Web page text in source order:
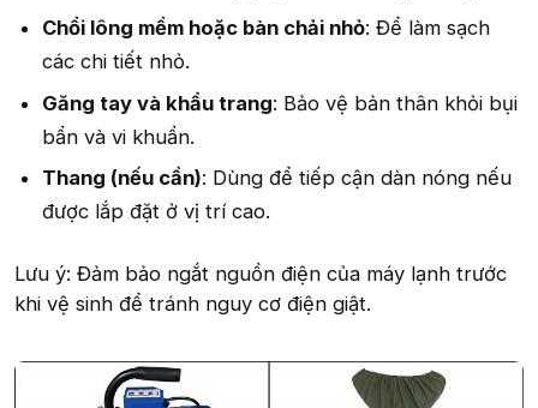
Chổi lông mềm hoặc bàn chải nhỏ: Để làm sạch
các chi tiết nhỏ.
Găng tay và khẩu trang: Bảo vệ bản thân khỏi bụi
bẩn và vi khuẩn.
Thang (nếu cần): Dùng để tiếp cận dàn nóng nếu
được lắp đặt ở vị trí cao.
Lưu ý: Đảm bảo ngắt nguồn điện của máy lạnh trước
khi vệ sinh để tránh nguy cơ điện giật.